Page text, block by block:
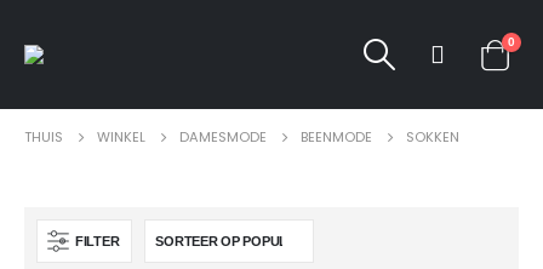
0
THUIS WINKEL DAMESMODE BEENMODE SOKKEN
FILTER